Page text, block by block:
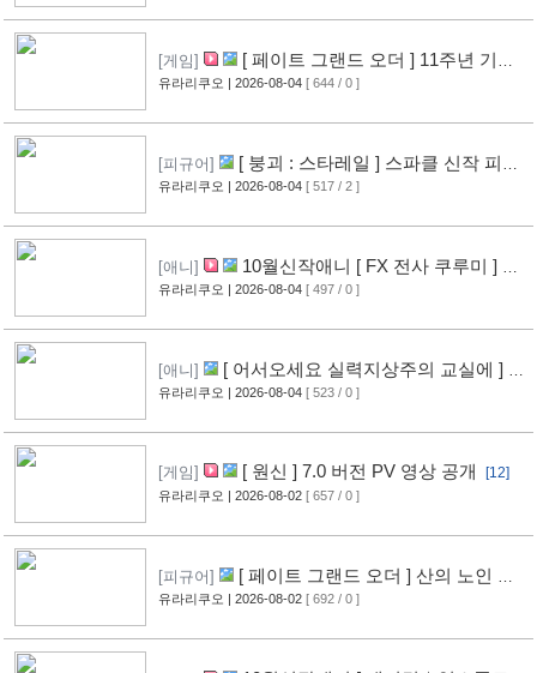
[게임]
[ 페이트 그랜드 오더 ] 11주년 기념
영상 공개
[11]
유라리쿠오 | 2026-08-04 [ 644 / 0 ]
[피규어]
[ 붕괴 : 스타레일 ] 스파클 신작 피규
어 공개
[9]
유라리쿠오 | 2026-08-04 [ 517 / 2 ]
[애니]
10월신작애니 [ FX 전사 쿠루미 ] PV
영상 공개
[9]
유라리쿠오 | 2026-08-04 [ 497 / 0 ]
[애니]
[ 어서오세요 실력지상주의 교실에 ] 블
루레이 VOL.2 표지 공개 [11]
유라리쿠오 | 2026-08-04 [ 523 / 0 ]
[게임] [ 원신 ] 7.0 버전 PV 영상 공개 [12]
유라리쿠오 | 2026-08-02 [ 657 / 0 ]
[피규어]
[ 페이트 그랜드 오더 ] 산의 노인 신
작 피규어 공개 [17]
유라리쿠오 | 2026-08-02 [ 692 / 0 ]